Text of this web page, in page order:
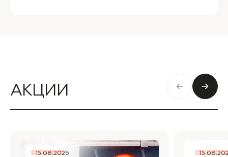
АКЦИИ
15.08.2026